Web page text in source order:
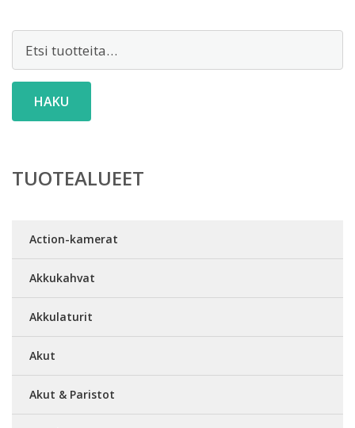
HAKU
TUOTEALUEET
Action-kamerat
Akkukahvat
Akkulaturit
Akut
Akut & Paristot